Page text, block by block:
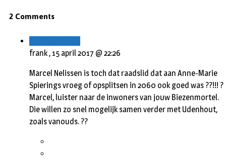
2 Comments
frank ,15 april 2017 @ 22:26
Marcel Nelissen is toch dat raadslid dat aan Anne-Marie
Spierings vroeg of opsplitsen in 2060 ook goed was ??!!! ?‬
Marcel, luister naar de inwoners van jouw Biezenmortel.
Die willen zo snel mogelijk samen verder met Udenhout,
zoals vanouds. ??